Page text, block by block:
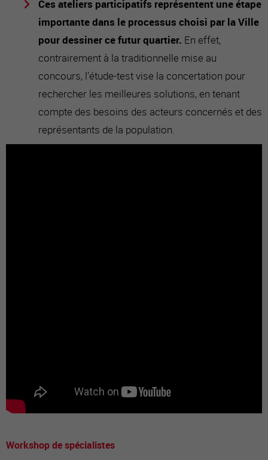
Ces ateliers participatifs représentent une étape
importante dans le processus choisi par la Ville
pour dessiner ce futur quartier. En effet,
contrairement à la traditionnelle mise au
concours, l’étude-test vise la concertation pour
rechercher les meilleures solutions, en tenant
compte des besoins des acteurs concernés et des
représentants de la population.
Workshop de spécialistes